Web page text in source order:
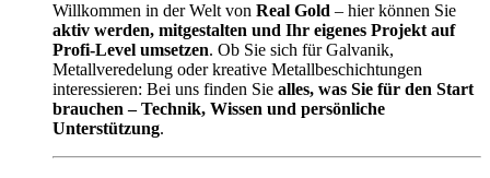
Willkommen in der Welt von Real Gold – hier können Sie
aktiv werden, mitgestalten und Ihr eigenes Projekt auf
Profi-Level umsetzen. Ob Sie sich für Galvanik,
Metallveredelung oder kreative Metallbeschichtungen
interessieren: Bei uns finden Sie alles, was Sie für den Start
brauchen – Technik, Wissen und persönliche
Unterstützung.